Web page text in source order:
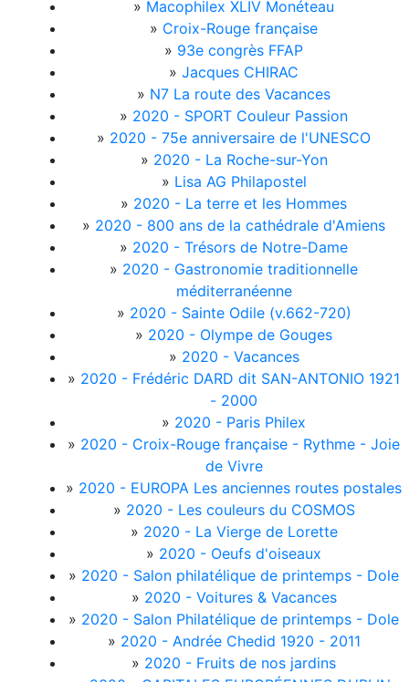
» Macophilex XLIV Monéteau
» Croix-Rouge française
» 93e congrès FFAP
» Jacques CHIRAC
» N7 La route des Vacances
» 2020 - SPORT Couleur Passion
» 2020 - 75e anniversaire de l'UNESCO
» 2020 - La Roche-sur-Yon
» Lisa AG Philapostel
» 2020 - La terre et les Hommes
» 2020 - 800 ans de la cathédrale d'Amiens
» 2020 - Trésors de Notre-Dame
» 2020 - Gastronomie traditionnelle
méditerranéenne
» 2020 - Sainte Odile (v.662-720)
» 2020 - Olympe de Gouges
» 2020 - Vacances
» 2020 - Frédéric DARD dit SAN-ANTONIO 1921
- 2000
» 2020 - Paris Philex
» 2020 - Croix-Rouge française - Rythme - Joie
de Vivre
» 2020 - EUROPA Les anciennes routes postales
» 2020 - Les couleurs du COSMOS
» 2020 - La Vierge de Lorette
» 2020 - Oeufs d'oiseaux
» 2020 - Salon philatélique de printemps - Dole
» 2020 - Voitures & Vacances
» 2020 - Salon Philatélique de printemps - Dole
» 2020 - Andrée Chedid 1920 - 2011
» 2020 - Fruits de nos jardins